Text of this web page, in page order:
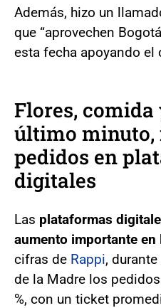
Además, hizo un
que “aprovechen
esta fecha apoyando el
Flores,
último minuto,
pedidos en
digitales
Las plataformas
aumento importante en
cifras de Rappi,
de la Madre los
%, con un ticket